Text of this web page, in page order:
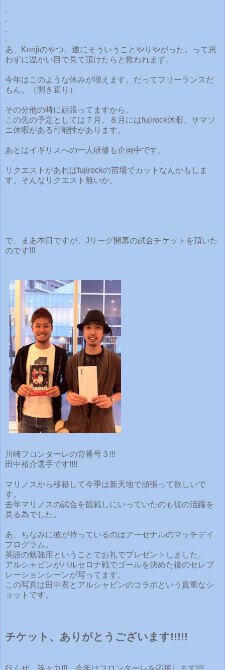
.
.
.
.
あ、Kenjiのやつ、遂にそういうことやりやがった。って思
わずに温かい目で見て頂けたらと救われます。
今年はこのような休みが増えます。だってフリーランスだ
もん。（開き直り）
その分他の時に頑張ってますから。
この先の予定としては７月、８月にはfujirock休暇、サマソ
ニ休暇がある可能性があります。
あとはイギリスへの一人研修も企画中です。
リクエストがあればfujirockの苗場でカットなんかもしま
す。そんなリクエスト無いか。
で、まあ本日ですが、Jリーグ開幕の試合チケットを頂いた
のです!!!
川崎フロンターレの背番号３!!!
田中裕介選手です!!!!
マリノスから移籍して今季は新天地で頑張って欲しいで
す。
去年マリノスの試合を観戦しにいっていたのも彼の活躍を
見る為でした。
あ、ちなみに彼が持っているのはアーセナルのマッチデイ
プログラム。
英語の勉強用ということでお礼でプレゼントしました。
アルシャビンがバルセロナ戦でゴールを決めた後のセレブ
レーションシーンが写ってます。
この写真は田中君とアルシャビンのコラボという貴重なシ
ョットです。
チケット、ありがとうございます!!!!!